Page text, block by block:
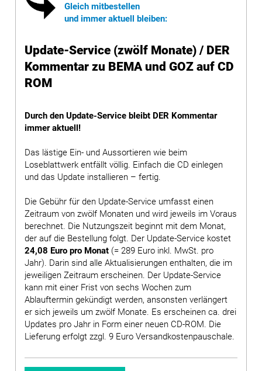
Gleich mitbestellen
und immer aktuell bleiben:
Update-Service (zwölf Monate) / DER
Kommentar zu BEMA und GOZ auf CD
ROM
Durch den Update-Service bleibt DER Kommentar
immer aktuell!
Das lästige Ein- und Aussortieren wie beim
Loseblattwerk entfällt völlig. Einfach die CD einlegen
und das Update installieren – fertig.
Die Gebühr für den Update-Service umfasst einen
Zeitraum von zwölf Monaten und wird jeweils im Voraus
berechnet. Die Nutzungszeit beginnt mit dem Monat,
der auf die Bestellung folgt. Der Update-Service kostet
24,08 Euro pro Monat (= 289 Euro inkl. MwSt. pro
Jahr). Darin sind alle Aktualisierungen enthalten, die im
jeweiligen Zeitraum erscheinen. Der Update-Service
kann mit einer Frist von sechs Wochen zum
Ablauftermin gekündigt werden, ansonsten verlängert
er sich jeweils um zwölf Monate. Es erscheinen ca. drei
Updates pro Jahr in Form einer neuen CD-ROM. Die
Lieferung erfolgt zzgl. 9 Euro Versandkostenpauschale.